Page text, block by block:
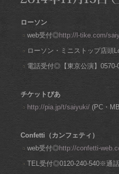
ローソン
web受付◎http://l-tike.com/
ローソン・ミニストップ店頭
電話受付◎【東京公演】0570-
チケットぴあ
http://pia.jp/t/saiyuki/ (PC・
Confetti（カンフェティ）
web受付◎http://confetti-
TEL受付◎0120-240-540※通